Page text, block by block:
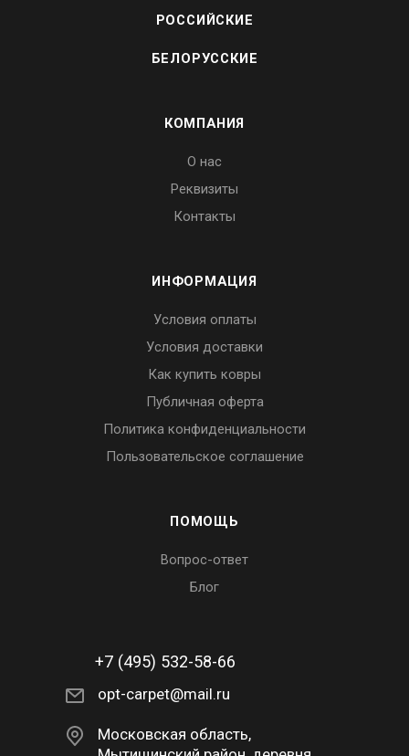
РОССИЙСКИЕ
БЕЛОРУССКИЕ
КОМПАНИЯ
О нас
Реквизиты
Контакты
ИНФОРМАЦИЯ
Условия оплаты
Условия доставки
Как купить ковры
Публичная оферта
Политика конфиденциальности
Пользовательское соглашение
ПОМОЩЬ
Вопрос-ответ
Блог
+7 (495) 532-58-66
opt-carpet@mail.ru
Московская область,